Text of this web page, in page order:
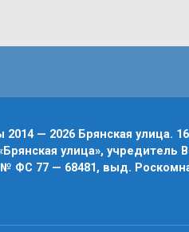
— 2026 Брянская улица.
улица», учредитель
ФС 77 — 68481, выд.